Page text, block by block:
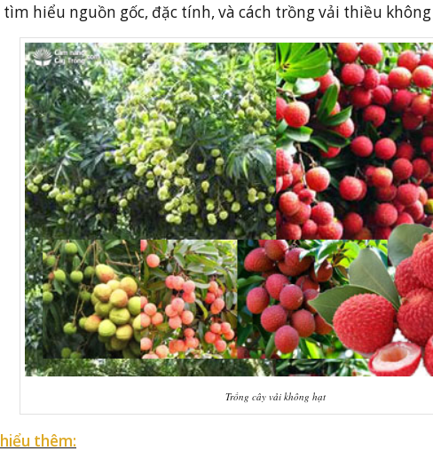
tìm hiểu nguồn gốc, đặc tính, và cách trồng vải thiều
Trồng cây vải không hạt
thêm: